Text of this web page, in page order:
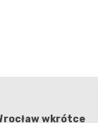
wkrótce